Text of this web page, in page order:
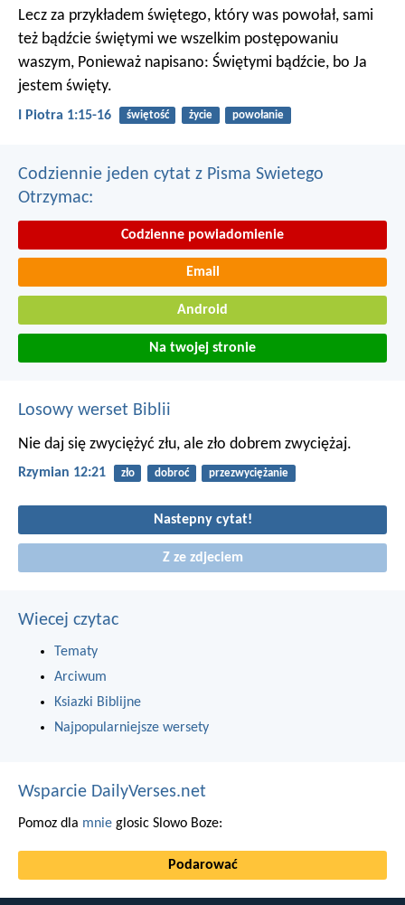
Lecz za przykładem świętego, który was powołał, sami
też bądźcie świętymi we wszelkim postępowaniu
waszym, Ponieważ napisano: Świętymi bądźcie, bo Ja
jestem święty.
I Piotra 1:15-16 świętość życie powołanie
Codziennie jeden cytat z Pisma Swietego
Otrzymac:
Codzienne powiadomienie
Email
Android
Na twojej stronie
Losowy werset Biblii
Nie daj się zwyciężyć złu, ale zło dobrem zwyciężaj.
Rzymian 12:21 zło dobroć przezwyciężanie
Nastepny cytat!
Z ze zdjeciem
Wiecej czytac
Tematy
Arciwum
Ksiazki Biblijne
Najpopularniejsze wersety
Wsparcie DailyVerses.net
Pomoz dla mnie glosic Slowo Boze:
Podarować